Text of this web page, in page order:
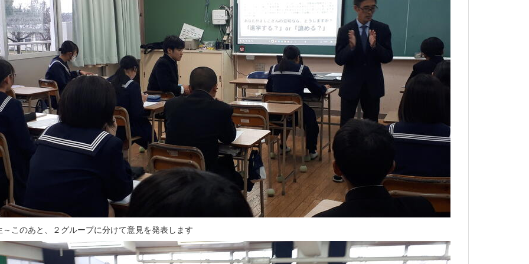
～このあと、２グループに分けて意見を発表します